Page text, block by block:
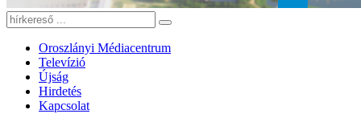
Oroszlányi Médiacentrum
Televízió
Újság
Hirdetés
Kapcsolat